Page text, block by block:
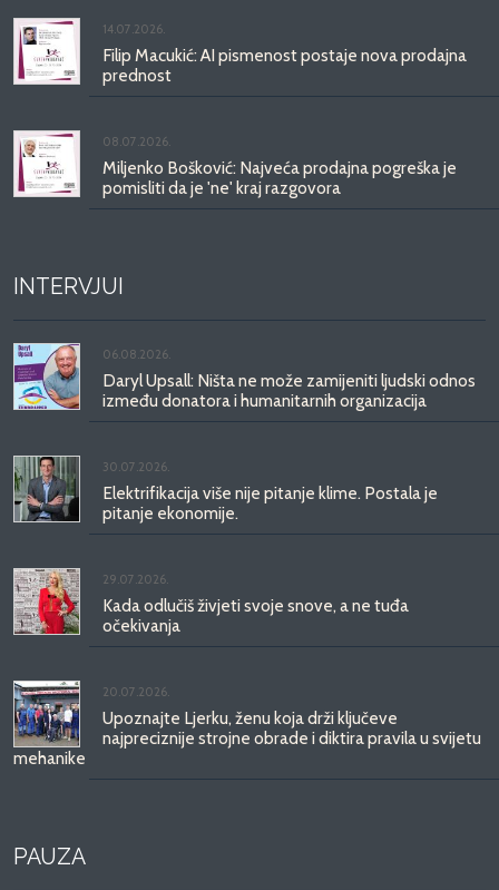
14.07.2026.
Filip Macukić: AI pismenost postaje nova prodajna
prednost
08.07.2026.
Miljenko Bošković: Najveća prodajna pogreška je
pomisliti da je 'ne' kraj razgovora
INTERVJUI
06.08.2026.
Daryl Upsall: Ništa ne može zamijeniti ljudski odnos
između donatora i humanitarnih organizacija
30.07.2026.
Elektrifikacija više nije pitanje klime. Postala je
pitanje ekonomije.
29.07.2026.
Kada odlučiš živjeti svoje snove, a ne tuđa
očekivanja
20.07.2026.
Upoznajte Ljerku, ženu koja drži ključeve
najpreciznije strojne obrade i diktira pravila u svijetu
mehanike
PAUZA